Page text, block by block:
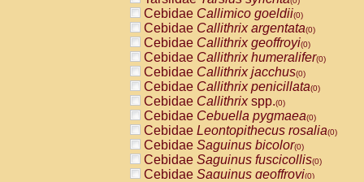
PitheciidaeCallicebus moloch
PitheciidaeCallicebus torquatus
PitheciidaeCallicebusspp.(0)
PitheciidaeChiropotes satanas(0)
PitheciidaePithecia monachus
PitheciidaePithecia pithecia(0)
CercopithecidaeCercocebus agilis
CercopithecidaeCercocebus
CercopithecidaeCercocebus
CercopithecidaeCercocebus
CercopithecidaeCercocebus
CercopithecidaeCercocebushybrid
Cebidae Callimico goeldii(0)
Cebidae Callithrix argentata(0)
Cebidae Callithrix geoffroyi(0)
Cebidae Callithrix humeralifer(0)
Cebidae Callithrix jacchus(0)
Cebidae Callithrix penicillata(0)
Cebidae Callithrixspp.(0)
Cebidae Cebuella pygmaea(0)
Cebidae Leontopithecus rosalia(0)
Cebidae Saguinus bicolor(0)
Cebidae Saguinus fuscicollis(0)
Cebidae Saguinus geoffroyi(0)